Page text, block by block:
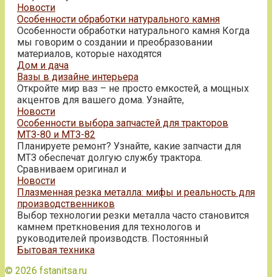
Новости
Особенности обработки натурального камня
Особенности обработки натурального камня Когда
мы говорим о создании и преобразовании
материалов, которые находятся
Дом и дача
Вазы в дизайне интерьера
Откройте мир ваз – не просто емкостей, а мощных
акцентов для вашего дома. Узнайте,
Новости
Особенности выбора запчастей для тракторов
МТЗ-80 и МТЗ-82
Планируете ремонт? Узнайте, какие запчасти для
МТЗ обеспечат долгую службу трактора.
Сравниваем оригинал и
Новости
Плазменная резка металла: мифы и реальность для
производственников
Выбор технологии резки металла часто становится
камнем преткновения для технологов и
руководителей производств. Постоянный
Бытовая техника
© 2026 fstanitsa.ru